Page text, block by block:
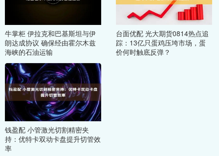
牛掌柜 伊拉克和巴基斯坦与伊
朗达成协议 确保经由霍尔木兹
海峡的石油运输
台面优配 光大期货0814热点追
踪：13亿只蛋鸡压垮市场，蛋
价何时触底反弹？
钱盈配 小管激光切割精密夹
持：优特卡双动卡盘提升切管效
率